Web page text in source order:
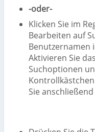
-oder-
Klicken Sie im
Bearbeiten auf
Benutzernamen
Aktivieren Sie
Suchoptionen
Sie